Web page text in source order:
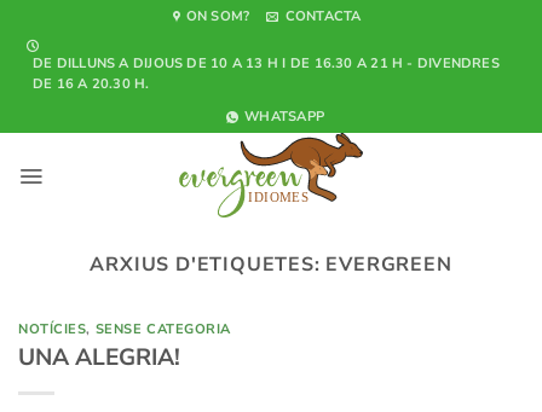
content
ON SOM? CONTACTA
DE DILLUNS A DIJOUS DE 10 A 13 H I DE 16.30 A 21 H - DIVENDRES
DE 16 A 20.30 H.
WHATSAPP
ARXIUS D'ETIQUETES: EVERGREEN
NOTÍCIES, SENSE CATEGORIA
UNA ALEGRIA!